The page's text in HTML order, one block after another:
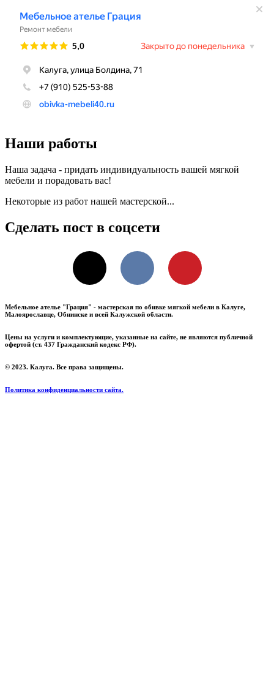
Наши работы
Наша задача - придать индивидуальность вашей мягкой
мебели и порадовать вас!
Некоторые из работ нашей мастерской...
Сделать пост в соцсети
VKontakte
Мебельное ателье "Грация" - мастерская по обивке мягкой мебели в Калуге,
Малоярославце, Обнинске и всей Калужской области.
Цены на услуги и комплектующие, указанные на сайте, не являются публичной
офертой (ст. 437 Гражданский кодекс РФ).
© 2023. Калуга. Все права защищены.
Политика конфиденциальности сайта.